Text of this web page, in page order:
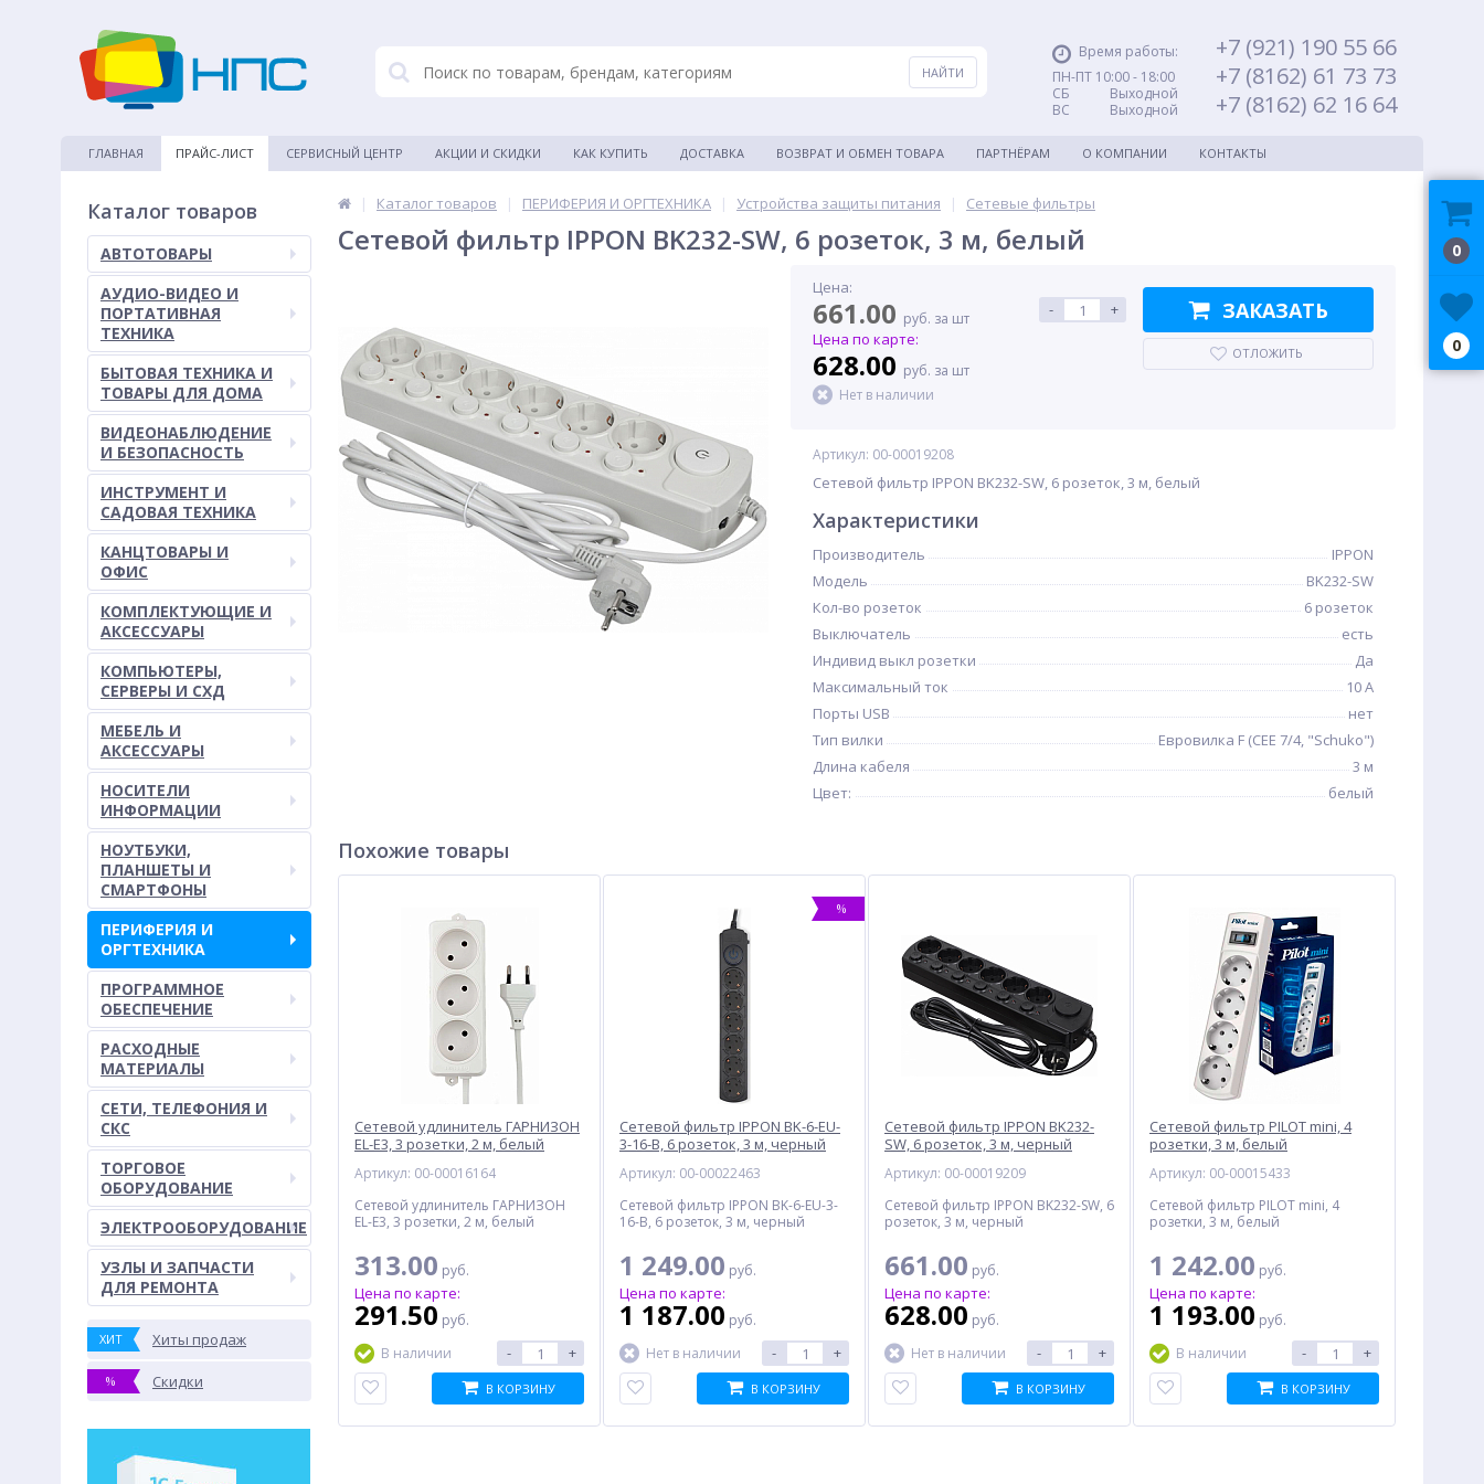
Время работы:
ПН-ПТ 10:00 - 18:00
СБ Выходной
ВС Выходной
+7 (921) 190 55 66
+7 (8162) 61 73 73
+7 (8162) 62 16 64
ГЛАВНАЯ ПРАЙС-ЛИСТ СЕРВИСНЫЙ ЦЕНТР АКЦИИ И СКИДКИ КАК КУПИТЬ ДОСТАВКА ВОЗВРАТ И ОБМЕН ТОВАРА ПАРТНЁРАМ О КОМПАНИИ КОНТАКТЫ
Каталог товаров
АВТОТОВАРЫ
АУДИО-ВИДЕО И
ПОРТАТИВНАЯ
ТЕХНИКА
БЫТОВАЯ ТЕХНИКА И
ТОВАРЫ ДЛЯ ДОМА
ВИДЕОНАБЛЮДЕНИЕ
И БЕЗОПАСНОСТЬ
ИНСТРУМЕНТ И
САДОВАЯ ТЕХНИКА
КАНЦТОВАРЫ И
ОФИС
КОМПЛЕКТУЮЩИЕ И
АКСЕССУАРЫ
КОМПЬЮТЕРЫ,
СЕРВЕРЫ И СХД
МЕБЕЛЬ И
АКСЕССУАРЫ
НОСИТЕЛИ
ИНФОРМАЦИИ
НОУТБУКИ,
ПЛАНШЕТЫ И
СМАРТФОНЫ
ПЕРИФЕРИЯ И
ОРГТЕХНИКА
ПРОГРАММНОЕ
ОБЕСПЕЧЕНИЕ
РАСХОДНЫЕ
МАТЕРИАЛЫ
СЕТИ, ТЕЛЕФОНИЯ И
СКС
ТОРГОВОЕ
ОБОРУДОВАНИЕ
ЭЛЕКТРООБОРУДОВАНИЕ
УЗЛЫ И ЗАПЧАСТИ
ДЛЯ РЕМОНТА
ХИТ Хиты продаж
% Скидки
| Каталог товаров | ПЕРИФЕРИЯ И ОРГТЕХНИКА | Устройства защиты питания | Сетевые фильтры
Сетевой фильтр IPPON BK232-SW, 6 розеток, 3 м, белый
Цена:
661.00 руб. за шт
Цена по карте:
628.00 руб. за шт
Нет в наличии
- + ЗАКАЗАТЬ
ОТЛОЖИТЬ
Артикул: 00-00019208
Сетевой фильтр IPPON BK232-SW, 6 розеток, 3 м, белый
Характеристики
Производитель
IPPON
Модель
BK232-SW
Кол-во розеток
6 розеток
Выключатель
есть
Индивид выкл розетки
Да
Максимальный ток
10 А
Порты USB
нет
Тип вилки
Евровилка F (CEE 7/4, "Schuko")
Длина кабеля
3 м
Цвет:
белый
Похожие товары
Сетевой удлинитель ГАРНИЗОН
EL-E3, 3 розетки, 2 м, белый
Артикул: 00-00016164
Сетевой удлинитель ГАРНИЗОН
EL-E3, 3 розетки, 2 м, белый
313.00 руб.
Цена по карте:
291.50 руб.
В наличии
- +
В КОРЗИНУ
%
Сетевой фильтр IPPON BK-6-EU-
3-16-B, 6 розеток, 3 м, черный
Артикул: 00-00022463
Сетевой фильтр IPPON BK-6-EU-3-
16-B, 6 розеток, 3 м, черный
1 249.00 руб.
Цена по карте:
1 187.00 руб.
Нет в наличии
- +
В КОРЗИНУ
Сетевой фильтр IPPON BK232-
SW, 6 розеток, 3 м, черный
Артикул: 00-00019209
Сетевой фильтр IPPON BK232-SW, 6
розеток, 3 м, черный
661.00 руб.
Цена по карте:
628.00 руб.
Нет в наличии
- +
В КОРЗИНУ
Сетевой фильтр PILOT mini, 4
розетки, 3 м, белый
Артикул: 00-00015433
Сетевой фильтр PILOT mini, 4
розетки, 3 м, белый
1 242.00 руб.
Цена по карте:
1 193.00 руб.
В наличии
- +
В КОРЗИНУ
0
0